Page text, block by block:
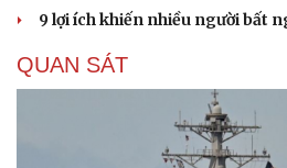
9 lợi ích khiến nhiều người bất
QUAN SÁT